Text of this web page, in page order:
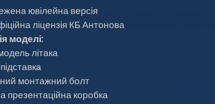
ювілейна версія
ліцензія КБ Антонова
моделі:
літака
монтажний болт
презентаційна коробка